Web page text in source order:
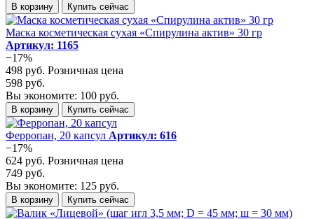
В корзину Купить сейчас
Маска косметическая сухая «Спирулина актив» 30 гр
Артикул: 1165
−17%
498 руб. Розничная цена
598 руб.
Вы экономите: 100 руб.
В корзину Купить сейчас
Ферропан, 20 капсул Артикул: 616
−17%
624 руб. Розничная цена
749 руб.
Вы экономите: 125 руб.
В корзину Купить сейчас